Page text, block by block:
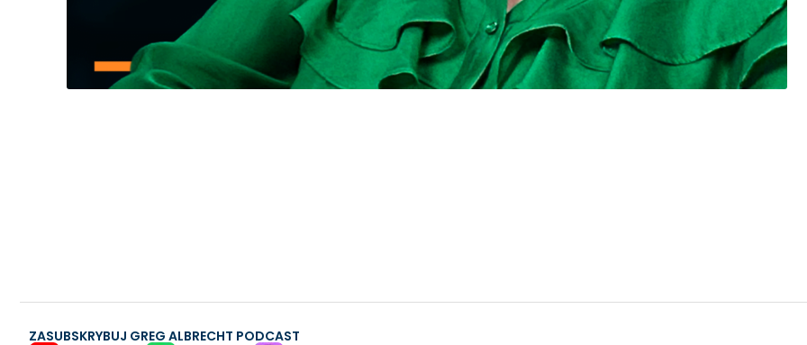
ZASUBSKRYBUJ GREG ALBRECHT PODCAST